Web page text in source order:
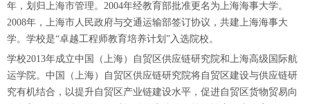
年，划归上海市管理。2004年经教育部批准更名为上海海事大学。
2008年，上海市人民政府与交通运输部签订协议，共建上海海事大
学。学校是“卓越工程师教育培养计划”入选院校。
学校2013年成立中国（上海）自贸区供应链研究院和上海高级国际航
运学院。中国（上海）自贸区供应链研究院将自贸区建设与供应链研
究有机结合，以提升自贸区产业链建设水平，促进自贸区货物贸易向